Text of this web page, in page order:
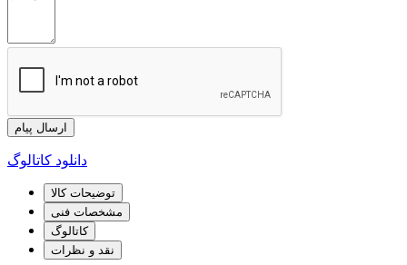
ارسال پیام
دانلود کاتالوگ
توضیحات کالا
مشخصات فنی
کاتالوگ
نقد و نظرات